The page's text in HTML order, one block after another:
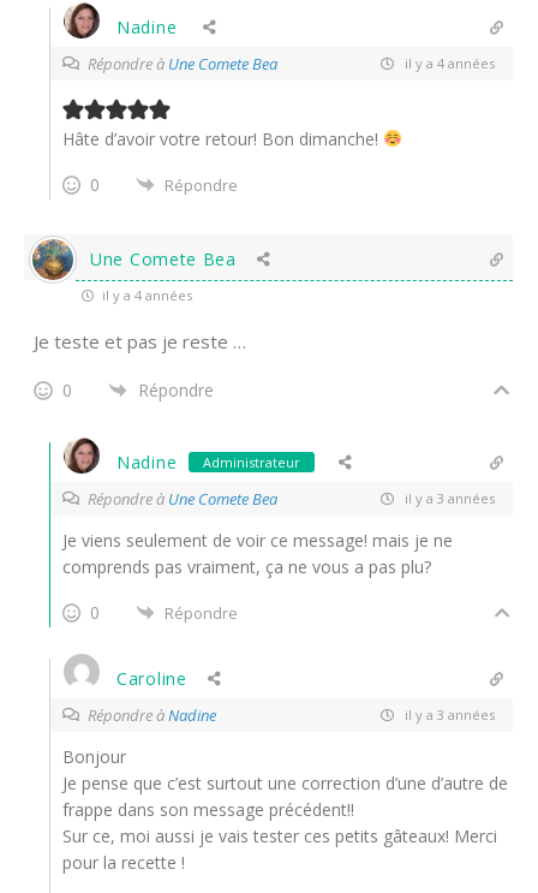
Nadine
Répondre à Une Comete Bea il y a 4 années
Hâte d’avoir votre retour! Bon dimanche!
0
Répondre
Une Comete Bea
il y a 4 années
Je teste et pas je reste …
0 Répondre
Nadine Administrateur
Répondre à Une Comete Bea il y a 3 années
Je viens seulement de voir ce message! mais je ne
comprends pas vraiment, ça ne vous a pas plu?
0
Répondre
Caroline
Répondre àNadine il y a 3 années
Bonjour
Je pense que c’est surtout une correction d’une d’autre de
frappe dans son message précédent!!
Sur ce, moi aussi je vais tester ces petits gâteaux! Merci
pour la recette !